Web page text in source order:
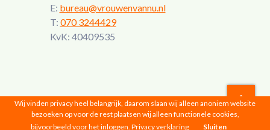
E: bureau@vrouwenvannu.nl
T: 070 3244429
KvK: 40409535
Vrouwen van Nu © 2026 |Privacyverklaring
Wij vinden privacy heel belangrijk, daarom slaan wij alleen anoniem website
bezoeken op voor de rest plaatsen wij alleen functionele cookies,
bijvoorbeeld voor het inloggen. Privacy verklaring Sluiten